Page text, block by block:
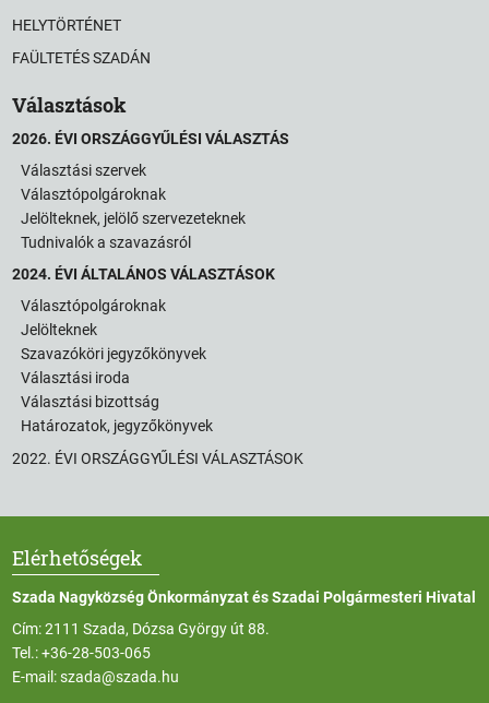
HELYTÖRTÉNET
FAÜLTETÉS SZADÁN
Választások
2026. ÉVI ORSZÁGGYŰLÉSI VÁLASZTÁS
Választási szervek
Választópolgároknak
Jelölteknek, jelölő szervezeteknek
Tudnivalók a szavazásról
2024. ÉVI ÁLTALÁNOS VÁLASZTÁSOK
Választópolgároknak
Jelölteknek
Szavazóköri jegyzőkönyvek
Választási iroda
Választási bizottság
Határozatok, jegyzőkönyvek
2022. ÉVI ORSZÁGGYŰLÉSI VÁLASZTÁSOK
Elérhetőségek
Szada Nagyközség Önkormányzat és Szadai Polgármesteri Hivatal
Cím: 2111 Szada, Dózsa György út 88.
Tel.:+36-28-503-065
E-mail:szada@szada.hu